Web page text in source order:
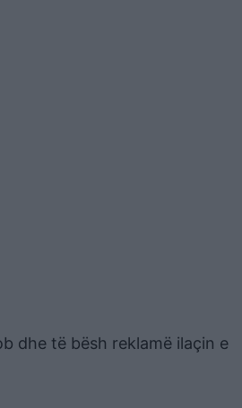
dhe të bësh reklamë ilaçin e